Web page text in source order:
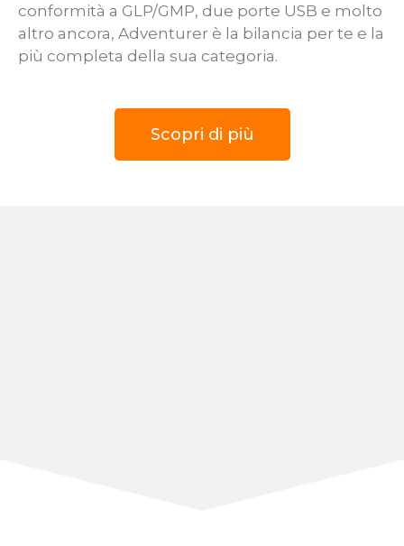
conformità a GLP/GMP, due porte USB e molto
altro ancora, Adventurer è la bilancia per te e la
più completa della sua categoria.
Scopri di più